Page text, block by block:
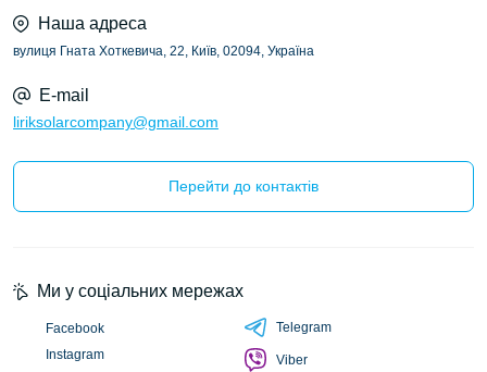
Наша адреса
вулиця Гната Хоткевича, 22, Київ, 02094, Україна
E-mail
liriksolarcompany@gmail.com
Перейти до контактів
Ми у соціальних мережах
Facebook
Instagram
Telegram
Viber